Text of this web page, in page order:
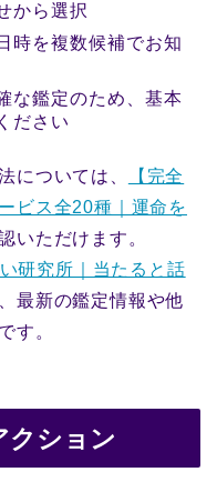
から選択
時を複数候補でお知
な鑑定のため、基本
ださい
については、
【完全
ビス全20種｜運命を
いただけます。
研究所｜当たると話
最新の鑑定情報や他
す。
クション